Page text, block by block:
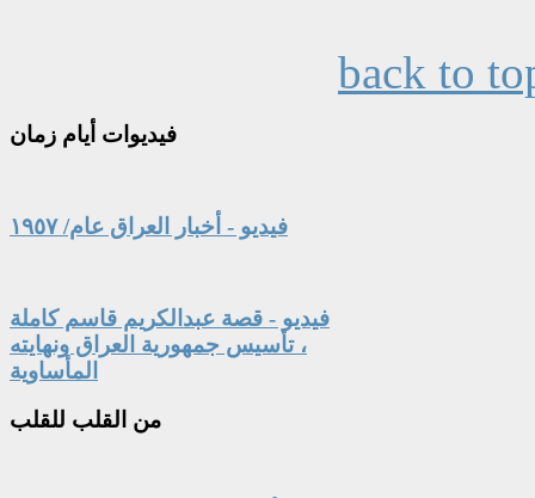
back to
فيديوات أيام زمان
فيديو - أخبار العراق عام/ ١٩٥٧
فيديو - قصة عبدالكريم قاسم كاملة
، تأسيس جمهورية العراق ونهايته
المأساوية
من القلب للقلب